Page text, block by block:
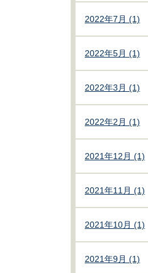
2022年7月 (1)
2022年5月 (1)
2022年3月 (1)
2022年2月 (1)
2021年12月 (1)
2021年11月 (1)
2021年10月 (1)
2021年9月 (1)